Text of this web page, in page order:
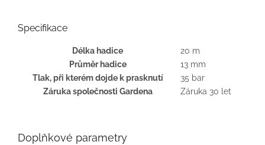
Specifikace
Délka hadice
20 m
Průměr hadice
13 mm
Tlak, při kterém dojde k prasknutí
35 bar
Záruka společnosti Gardena
Záruka 30 let
Doplňkové parametry